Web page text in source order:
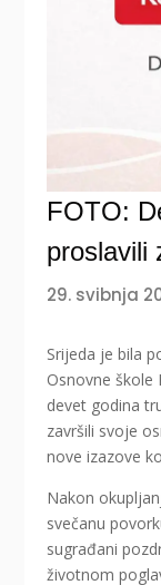
FOTO:
proslavili
29. svibnja
Srijeda je bila
Osnovne škole
devet godina
završili svoje
nove izazove
Nakon
svečanu
sugrađani
životnom